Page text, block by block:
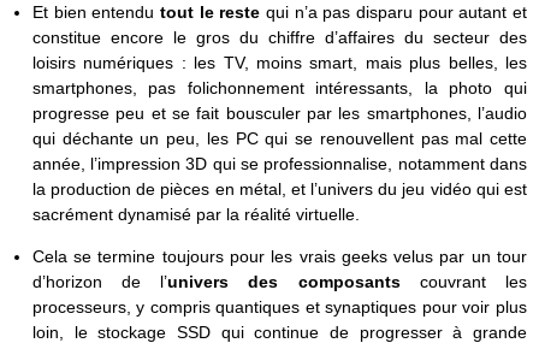
Et bien entendu tout le reste qui n’a pas disparu pour autant et
constitue encore le gros du chiffre d’affaires du secteur des
loisirs numériques : les TV, moins smart, mais plus belles, les
smartphones, pas folichonnement intéressants, la photo qui
progresse peu et se fait bousculer par les smartphones, l’audio
qui déchante un peu, les PC qui se renouvellent pas mal cette
année, l’impression 3D qui se professionnalise, notamment dans
la production de pièces en métal, et l’univers du jeu vidéo qui est
sacrément dynamisé par la réalité virtuelle.
Cela se termine toujours pour les vrais geeks velus par un tour
d’horizon de l’univers des composants couvrant les
processeurs, y compris quantiques et synaptiques pour voir plus
loin, le stockage SSD qui continue de progresser à grande